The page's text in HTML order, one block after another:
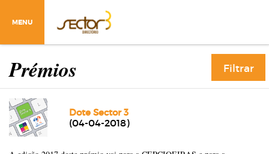
MENU
Prémios Filtrar
Dote Sector 3
(04-04-2018)